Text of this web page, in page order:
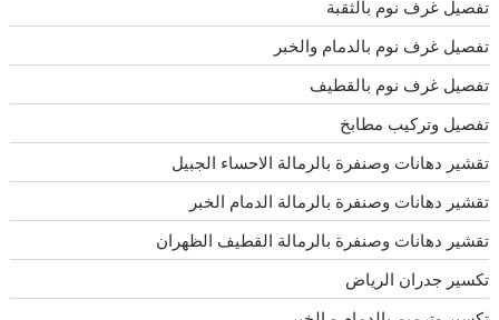
تفصيل غرف نوم بالثقبة
تفصيل غرف نوم بالدمام والخبر
تفصيل غرف نوم بالقطيف
تفصيل وتركيب مطابخ
تقشير دهانات وصنفرة بالرمالة الاحساء الجبيل
تقشير دهانات وصنفرة بالرمالة الدمام الخبر
تقشير دهانات وصنفرة بالرمالة القطيف الظهران
تكسير جدران الرياض